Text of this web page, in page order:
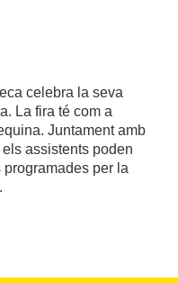
celebra la seva
La fira té com a
Juntament amb
assistents poden
per la